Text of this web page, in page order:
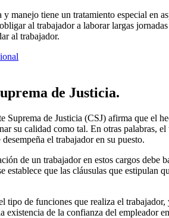
manejo tiene un tratamiento especial en
al trabajador a laborar largas
al trabajador.
de Justicia.
Suprema de Justicia (CSJ) afirma que el
su calidad como tal. En otras palabras,
el trabajador en su puesto.
de un trabajador en estos cargos
establece que las cláusulas que
tipo de funciones que realiza el
existencia de la confianza del empleador